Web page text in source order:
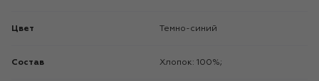
Цвет Темно-синий
Состав Хлопок: 100%;